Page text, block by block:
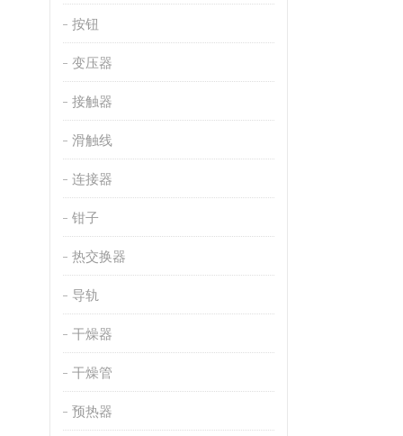
按钮
变压器
接触器
滑触线
连接器
钳子
热交换器
导轨
干燥器
干燥管
预热器